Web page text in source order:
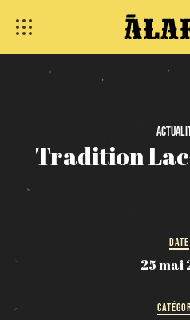
Tradition
DATE
25 mai